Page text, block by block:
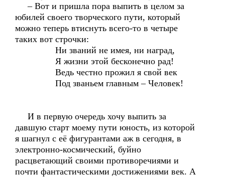
– Вот и пришла пора выпить в целом за
юбилей своего творческого пути, который
можно теперь втиснуть всего-то в четыре
таких вот строчки:
Ни званий не имея, ни наград,
Я жизни этой бесконечно рад!
Ведь честно прожил я свой век
Под званьем главным – Человек!
И в первую очередь хочу выпить за
давшую старт моему пути юность, из которой
я шагнул с её фигурантами аж в сегодня, в
электронно-космический, буйно
расцветающий своими противоречиями и
почти фантастическими достижениями век. А